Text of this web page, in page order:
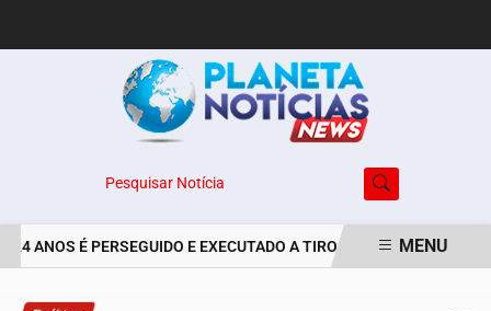
Pesquisar Notícia
ANOS É PERSEGUIDO E EXECUTADO A TIROS NO BAIRRO JARDIM
MENU